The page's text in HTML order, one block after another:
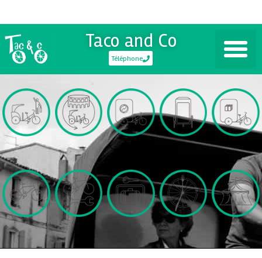
Taco and Co
Téléphone